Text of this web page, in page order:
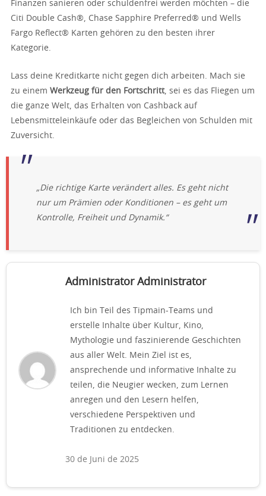
Finanzen sanieren oder schuldenfrei werden möchten – die
Citi Double Cash®, Chase Sapphire Preferred® und Wells
Fargo Reflect® Karten gehören zu den besten ihrer
Kategorie.
Lass deine Kreditkarte nicht gegen dich arbeiten. Mach sie
zu einem Werkzeug für den Fortschritt, sei es das Fliegen um
die ganze Welt, das Erhalten von Cashback auf
Lebensmitteleinkäufe oder das Begleichen von Schulden mit
Zuversicht.
„Die richtige Karte verändert alles. Es geht nicht
nur um Prämien oder Konditionen – es geht um
Kontrolle, Freiheit und Dynamik.“
Administrator Administrator
Ich bin Teil des Tipmain-Teams und
erstelle Inhalte über Kultur, Kino,
Mythologie und faszinierende Geschichten
aus aller Welt. Mein Ziel ist es,
ansprechende und informative Inhalte zu
teilen, die Neugier wecken, zum Lernen
anregen und den Lesern helfen,
verschiedene Perspektiven und
Traditionen zu entdecken.
30 de Juni de 2025